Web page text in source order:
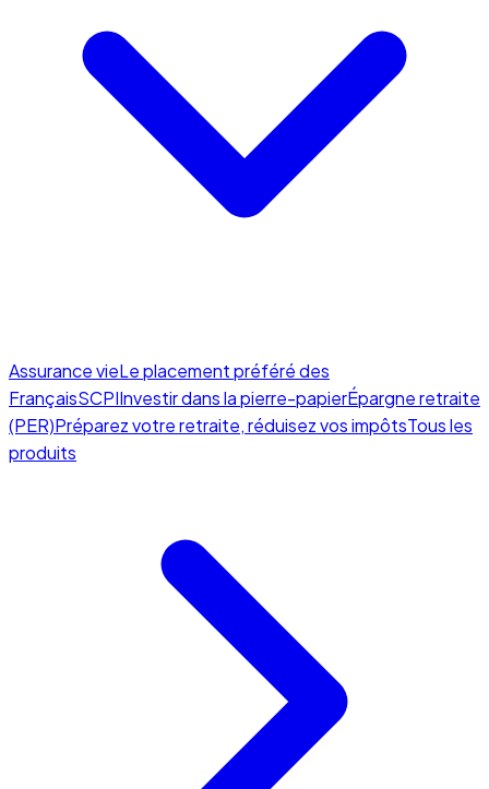
Assurance vieLe placement préféré des
FrançaisSCPIInvestir dans la pierre-papierÉpargne retraite
(PER)Préparez votre retraite, réduisez vos impôtsTous les
produits